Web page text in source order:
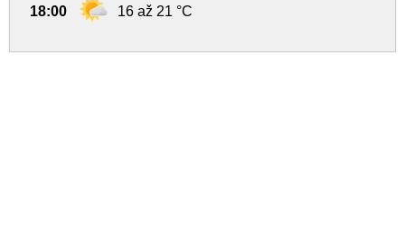
18:00 16 až 21 °C